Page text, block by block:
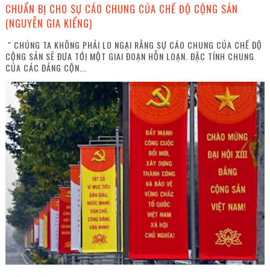
CHUẨN BỊ CHO SỰ CÁO CHUNG CỦA CHẾ ĐỘ CỘNG SẢN
(NGUYỄN GIA KIỂNG)
" CHÚNG TA KHÔNG PHẢI LO NGẠI RẰNG SỰ CÁO CHUNG CỦA CHẾ ĐỘ
CỘNG SẢN SẼ ĐƯA TỚI MỘT GIAI ĐOẠN HỖN LOẠN. ĐẶC TÍNH CHUNG
CỦA CÁC ĐẢNG CỘN...